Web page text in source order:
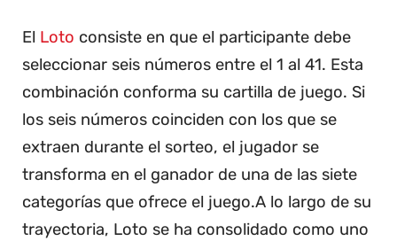
El Loto consiste en que el participante debe
seleccionar seis números entre el 1 al 41. Esta
combinación conforma su cartilla de juego. Si
los seis números coinciden con los que se
extraen durante el sorteo, el jugador se
transforma en el ganador de una de las siete
categorías que ofrece el juego.A lo largo de su
trayectoria, Loto se ha consolidado como uno